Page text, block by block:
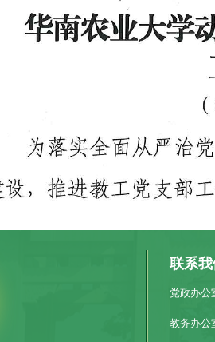
联系我
党政办公
教务办公